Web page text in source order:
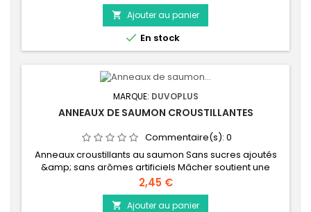
 Ajouter au panier
 En stock
MARQUE: DUVOPLUS
ANNEAUX DE SAUMON CROUSTILLANTES
Commentaire(s): 0
Anneaux croustillants au saumon Sans sucres ajoutés
&amp; sans arômes artificiels Mâcher soutient une
bonne hygiène dentaire Riche en protéines animales :
bonne digestibilité Délicieuse collation
Prix
2,45 €
 Ajouter au panier